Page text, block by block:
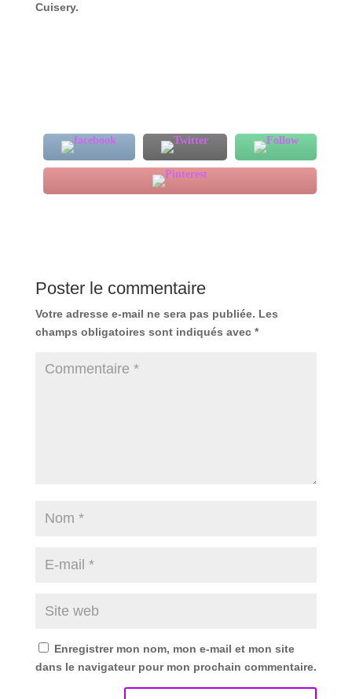
Cuisery.
Poster le commentaire
Votre adresse e-mail ne sera pas publiée. Les
champs obligatoires sont indiqués avec *
Enregistrer mon nom, mon e-mail et mon site
dans le navigateur pour mon prochain commentaire.